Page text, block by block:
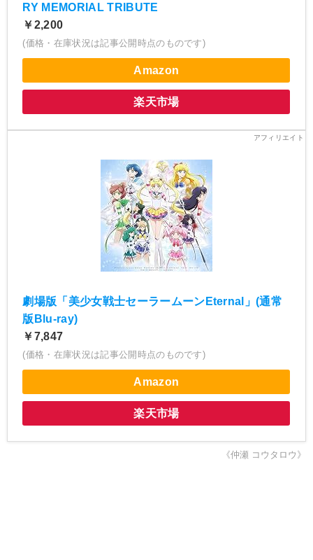
RY MEMORIAL TRIBUTE
￥2,200
(価格・在庫状況は記事公開時点のものです)
Amazon
楽天市場
劇場版「美少女戦士セーラームーンEternal」(通常
版Blu-ray)
￥7,847
(価格・在庫状況は記事公開時点のものです)
Amazon
楽天市場
《仲瀬 コウタロウ》